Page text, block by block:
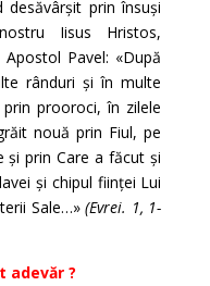
prin însuși
Iisus Hristos,
Pavel: «După
rânduri și în multe
prooroci, în zilele
nouă prin Fiul, pe
prin Care a făcut și
și chipul ființei Lui
Sale…»(Evrei. 1, 1-
adevăr ?